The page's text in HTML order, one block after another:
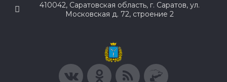
410042, Саратовская область, г. Саратов, ул.
Московская д. 72, строение 2